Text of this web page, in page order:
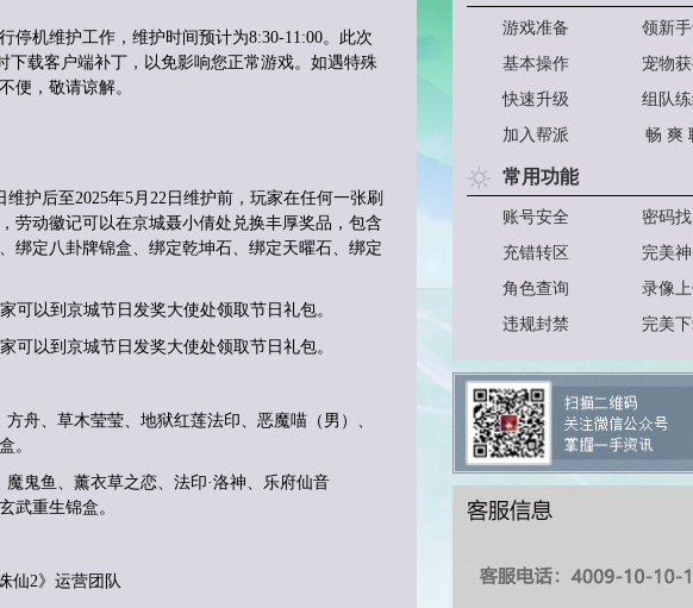
停机维护工作，维护时间预计为8:30-11:00。此次
下载客户端补丁，以免影响您正常游戏。如遇特殊
便，敬请谅解。
维护后至2025年5月22日维护前，玩家在任何一张刷
劳动徽记可以在京城聂小倩处兑换丰厚奖品，包含
绑定八卦牌锦盒、绑定乾坤石、绑定天曜石、绑定
可以到京城节日发奖大使处领取节日礼包。
可以到京城节日发奖大使处领取节日礼包。
舟、草木莹莹、地狱红莲法印、恶魔喵（男）、
。
魔鬼鱼 、 薰衣草之恋、 法印·洛神、 乐府仙音
玄武重生锦盒。
仙2》运营团队